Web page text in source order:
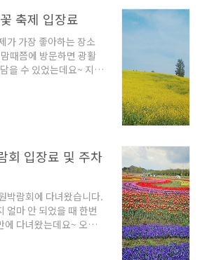
마르카리베 무료 개
다를 뜻하는 캐리비안
는 캐리비안베이가 부
해변카페입니다. 그리고
베이 마르카리베 무료
장료 또한 무료입니
축제 입장료
가 가장 좋아하는 장소
때쯤에 방문하면 광활
을 수 있었는데요~ 지금
꽃밭을 만끽할 수 있는
입장료 정보에 대해 정
꽃 만개주간이 겹치게
팜랜드에 가면 광활한
까지 볼 수 있습니다.
23년 4월 14일 ~ 6월 6
에서 실시간으로 올려
로 볼 수 있음 유채꽃 개
회 입장료 및 주차
박람회에 다녀왔습니다.
얼마 안 되었을 때 한번
에 다녀왔는데요~ 오늘
더욱 멋지게 꾸며져 있
도 했던 순천 국가정